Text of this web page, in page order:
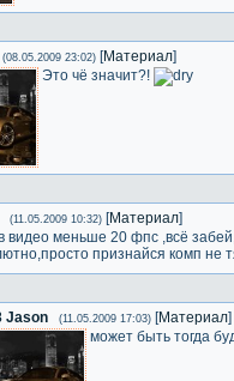
(08.05.2009 23:02) [Материал]
Это чё значит?!
(11.05.2009 10:32) [Материал]
видео меньше 20 фпс ,всё
признайся комп не
Jason (11.05.2009 17:03) [Материал]
может быть тогда